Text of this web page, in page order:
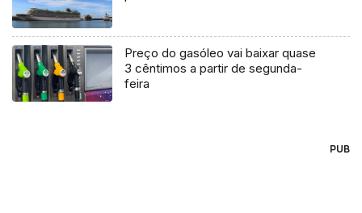
Preço do gasóleo vai baixar quase
3 cêntimos a partir de segunda-
feira
PUB